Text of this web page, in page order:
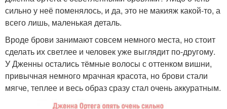
сильно у неё поменялось, и да, это не макияж какой-то, а
всего лишь, маленькая деталь.
Вроде брови занимают совсем немного места, но стоит
сделать их светлее и человек уже выглядит по-другому.
У Дженны остались тёмные волосы с оттенком вишни,
привычная немного мрачная красота, но брови стали
мягче, теплее и весь образ сразу стал очень аккуратным.